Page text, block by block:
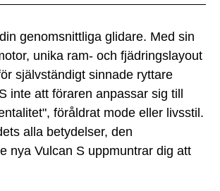
genomsnittliga glidare. Med sin
unika ram- och fjädringslayout
självständigt sinnade ryttare
inte att föraren anpassar sig till
föråldrat mode eller livsstil.
alla betydelser, den
nya Vulcan S uppmuntrar dig att